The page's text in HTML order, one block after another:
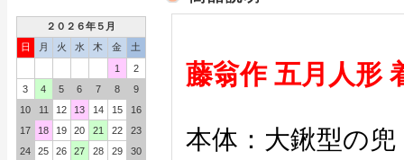
２０２６年５月
日
月 火 水 木 金
土
1
2
3
4 5 6 7 8
9
10
11 12 13 14 15
16
17
18 19 20 21 22
23
24
25 26 27 28 29
30
藤翁作 五月人形
本体：大鍬型の兜